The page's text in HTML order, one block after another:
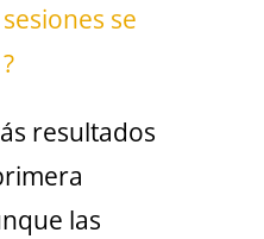
se
resultados
las